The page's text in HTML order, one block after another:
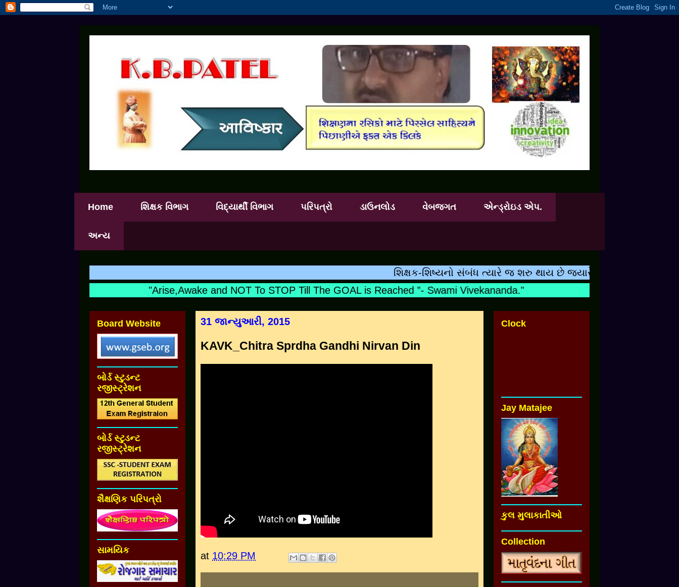
Home શિક્ષક વિભાગ વિદ્યાર્થી વિભાગ પરિપત્રો ડાઉનલોડ વેબજગત એન્ડ્રોઇડ એપ.
અન્ય
શિક્ષક-શિષ્યનો સંબંધ ત્યારે જ શરુ થાય છે જ્યારે બાળકનુ નામ શિક્ષકના
"Arise,Awake and NOT To STOP Till The GOAL is Reached ”- Swami Vivekananda."
31 જાન્યુઆરી, 2015
KAVK_Chitra Sprdha Gandhi Nirvan Din
at 10:29 PM
Board Website
બોર્ડ સ્ટુડન્ટ
રજીસ્ટ્રેશન
બોર્ડ સ્ટુડન્ટ
રજીસ્ટ્રેશન
શૈક્ષણિક પરિપત્રો
સામયિક
Clock
Jay Matajee
કુલ મુલાકાતીઓ
Collection